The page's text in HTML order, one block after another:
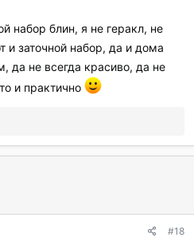
набор блин, я не геракл, не
и заточной набор, да и дома
да не всегда красиво, да не
и практично
#18